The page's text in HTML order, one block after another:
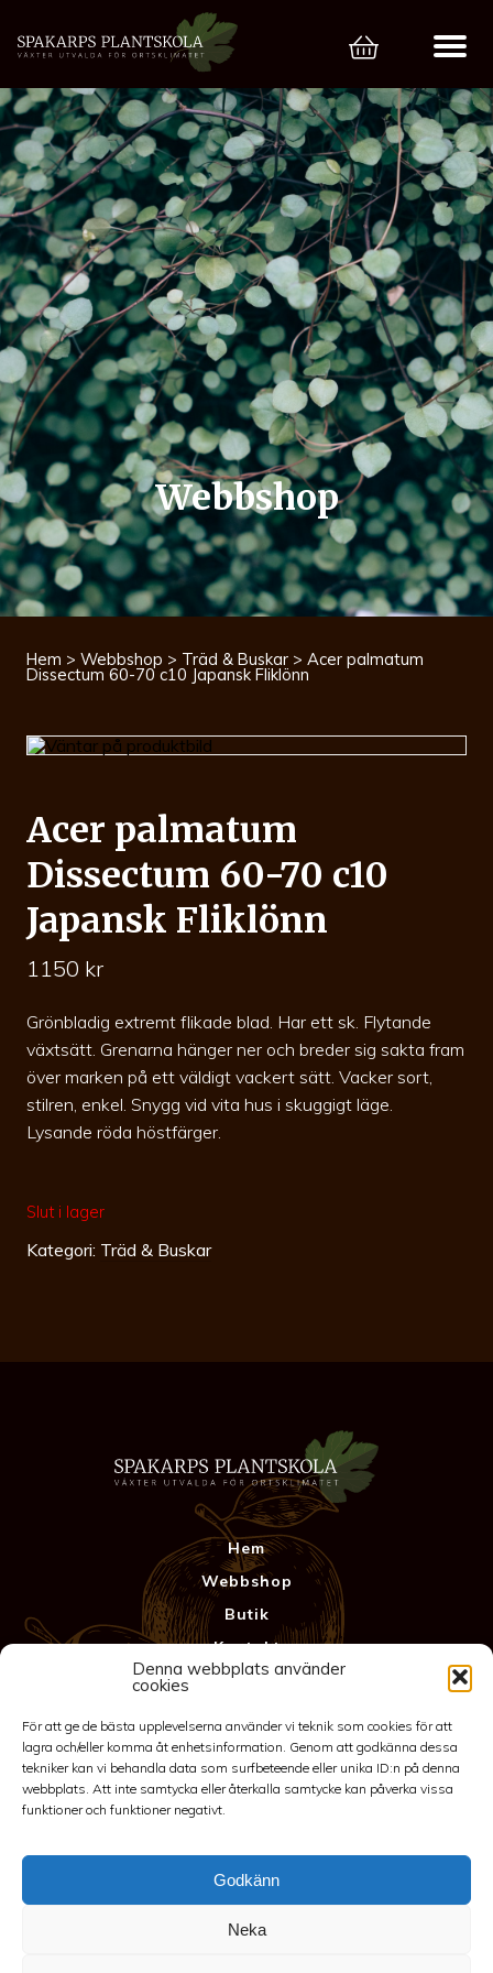
Denna webbplats använder
cookies
För att ge de bästa upplevelserna använder vi teknik som cookies för att
lagra och/eller komma åt enhetsinformation. Genom att godkänna dessa
tekniker kan vi behandla data som surfbeteende eller unika ID:n på denna
webbplats. Att inte samtycka eller återkalla samtycke kan påverka vissa
funktioner och funktioner negativt.
Godkänn
Neka
Webbshop
Hem > Webbshop > Träd & Buskar > Acer palmatum
Dissectum 60-70 c10 Japansk Fliklönn
Acer palmatum
Dissectum 60-70 c10
Japansk Fliklönn
1150 kr
Grönbladig extremt flikade blad. Har ett sk. Flytande
växtsätt. Grenarna hänger ner och breder sig sakta fram
över marken på ett väldigt vackert sätt. Vacker sort,
stilren, enkel. Snygg vid vita hus i skuggigt läge.
Lysande röda höstfärger.
Slut i lager
Kategori: Träd & Buskar
Hem
Webbshop
Butik
Kontakt
Anläggning
Integritetspolicy